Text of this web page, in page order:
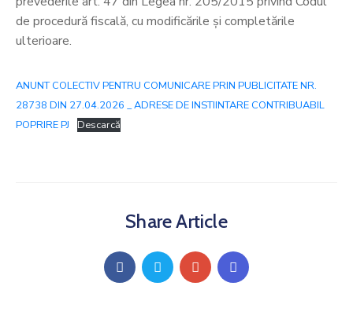
de procedură fiscală, cu modificările și completările
ulterioare.
ANUNT COLECTIV PENTRU COMUNICARE PRIN PUBLICITATE NR.
28738 DIN 27.04.2026 _ ADRESE DE INSTIINTARE CONTRIBUABIL
POPRIRE PJ
Descarcă
Share Article